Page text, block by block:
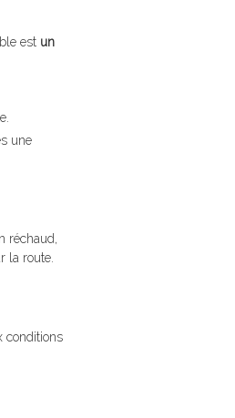
est un
une
réchaud,
la route.
conditions